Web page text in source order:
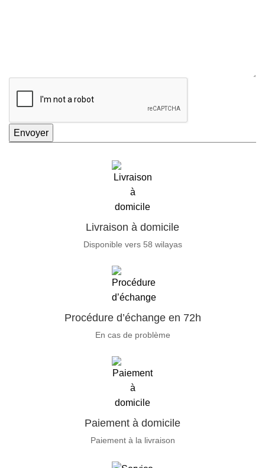
Envoyer
Livraison à domicile
Disponible vers 58 wilayas
Procédure d’échange en 72h
En cas de problème
Paiement à domicile
Paiement à la livraison